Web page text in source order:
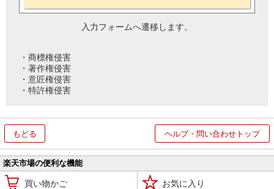
入力フォームへ遷移します。
・商標権侵害
・著作権侵害
・意匠権侵害
・特許権侵害
もどる ヘルプ・問い合わせトップ
楽天市場の便利な機能
買い物かご お気に入り